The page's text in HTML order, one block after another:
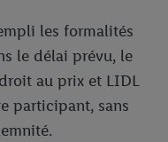
les formalités
le délai prévu, le
au prix et LIDL
participant, sans